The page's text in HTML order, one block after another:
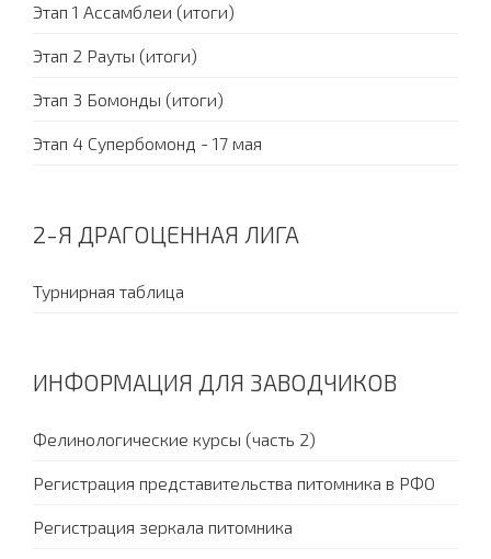
Этап 1 Ассамблеи (итоги)
Этап 2 Рауты (итоги)
Этап 3 Бомонды (итоги)
Этап 4 Супербомонд - 17 мая
2-Я ДРАГОЦЕННАЯ ЛИГА
Турнирная таблица
ИНФОРМАЦИЯ ДЛЯ ЗАВОДЧИКОВ
Фелинологические курсы (часть 2)
Регистрация представительства питомника в РФО
Регистрация зеркала питомника